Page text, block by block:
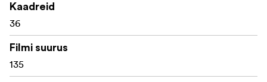
Kaadreid
36
Filmi suurus
135